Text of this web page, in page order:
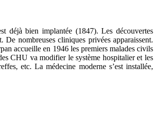
déjà bien implantée (1847). Les découvertes
nombreuses cliniques privées apparaissent.
accueille en 1946 les premiers malades civils
CHU va modifier le système hospitalier et les
etc. La médecine moderne s’est installée,